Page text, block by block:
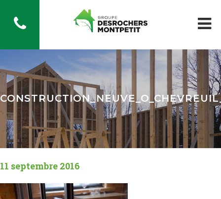
11 septembre 2016